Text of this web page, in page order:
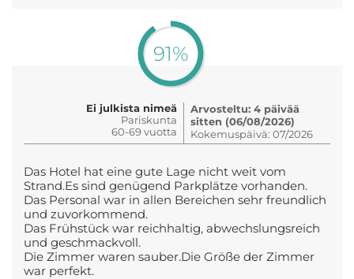
91%
Ei julkista nimeä
Pariskunta
60-69 vuotta
Arvosteltu: 4 päivää
sitten (06/08/2026)
Kokemuspäivä: 07/2026
Das Hotel hat eine gute Lage nicht weit vom
Strand.Es sind genügend Parkplätze vorhanden.
Das Personal war in allen Bereichen sehr freundlich
und zuvorkommend.
Das Frühstück war reichhaltig, abwechslungsreich
und geschmackvoll.
Die Zimmer waren sauber.Die Größe der Zimmer
war perfekt.